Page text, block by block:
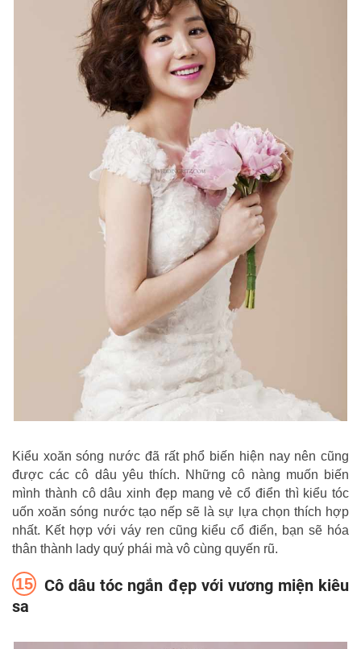
Kiểu xoăn sóng nước đã rất phổ biến hiện nay nên cũng
được các cô dâu yêu thích. Những cô nàng muốn biến
mình thành cô dâu xinh đẹp mang vẻ cổ điển thì kiểu tóc
uốn xoăn sóng nước tạo nếp sẽ là sự lựa chọn thích hợp
nhất. Kết hợp với váy ren cũng kiểu cổ điển, bạn sẽ hóa
thân thành lady quý phái mà vô cùng quyến rũ.
Cô dâu tóc ngắn đẹp với vương miện kiêu
sa